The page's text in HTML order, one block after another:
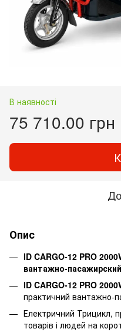
В наявності
75 710.00 грн
Опис
ID CARGO-12 PRO
вантажно-пасажирский
ID CARGO-12 PRO
практичний вантажно-
Електричний Трицикл,
товарів і людей на